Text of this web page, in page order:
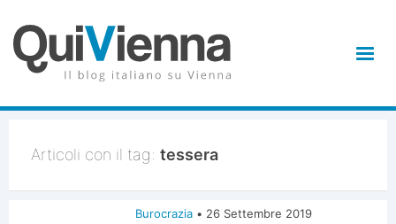
Articoli con il tag: tessera
Burocrazia • 26 Settembre 2019